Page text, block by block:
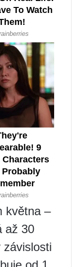
května –
až 30